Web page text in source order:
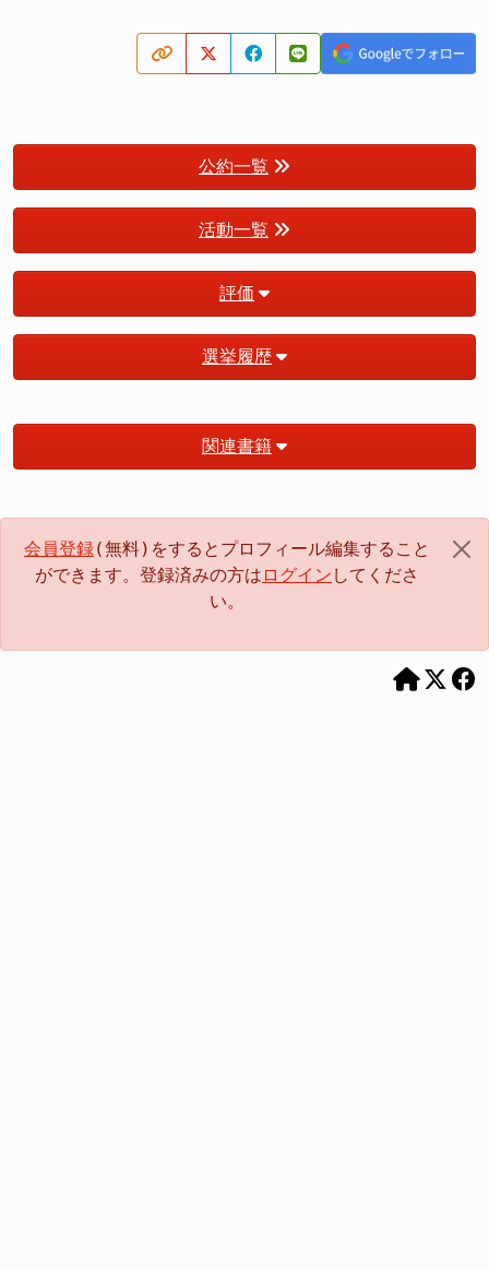
公約一覧
活動一覧
評価
選挙履歴
関連書籍
会員登録(無料)をするとプロフィール編集すること
ができます。登録済みの方は ログイン してくださ
い。